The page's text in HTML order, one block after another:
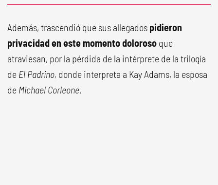
Además, trascendió que sus allegados pidieron
privacidad en este momento doloroso que
atraviesan, por la pérdida de la intérprete de la trilogía
de El Padrino, donde interpreta a Kay Adams, la esposa
de Michael Corleone.